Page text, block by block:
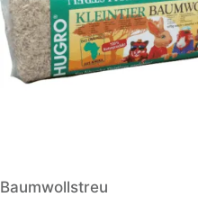
Baumwollstreu